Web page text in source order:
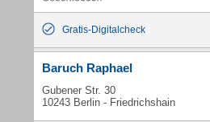
Gratis-Digitalcheck
Baruch Raphael
Gubener Str. 30
10243 Berlin - Friedrichshain